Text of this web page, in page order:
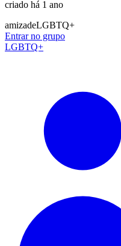
criado há 1 ano
amizadeLGBTQ+
Entrar no grupo
LGBTQ+